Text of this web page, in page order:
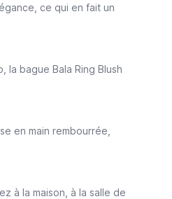
ce qui en fait un
bague Bala Ring Blush
en main rembourrée,
à la maison, à la salle de